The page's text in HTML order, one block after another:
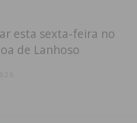
esta sexta-feira no
de Lanhoso